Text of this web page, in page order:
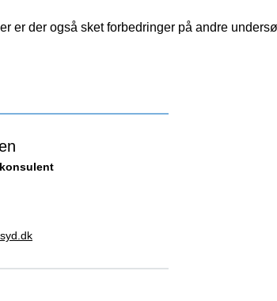
er der også sket forbedringer på andre